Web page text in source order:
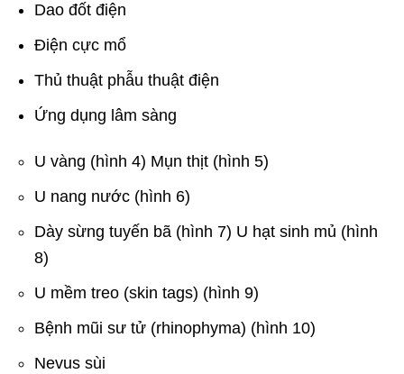
Dao đốt điện
Điện cực mổ
Thủ thuật phẫu thuật điện
Ứng dụng lâm sàng
U vàng (hình 4) Mụn thịt (hình 5)
U nang nước (hình 6)
Dày sừng tuyến bã (hình 7) U hạt sinh mủ (hình
8)
U mềm treo (skin tags) (hình 9)
Bệnh mũi sư tử (rhinophyma) (hình 10)
Nevus sùi